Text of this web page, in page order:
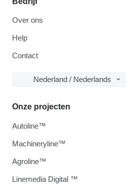
Over ons
Help
Contact
Nederland / Nederlands
Onze projecten
Autoline™
Machineryline™
Agroline™
Linemedia Digital ™